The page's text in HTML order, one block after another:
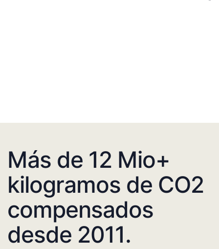
Más de 12 Mio+
kilogramos de CO2
compensados
desde 2011.